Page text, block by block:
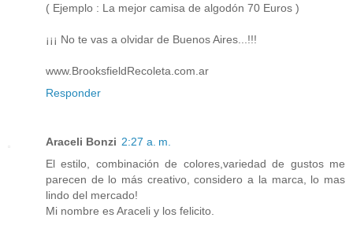
( Ejemplo : La mejor camisa de algodón 70 Euros )
¡¡¡ No te vas a olvidar de Buenos Aires...!!!
www.BrooksfieldRecoleta.com.ar
Responder
Araceli Bonzi 2:27 a. m.
El estilo, combinación de colores,variedad de gustos me
parecen de lo más creativo, considero a la marca, lo mas
lindo del mercado!
Mi nombre es Araceli y los felicito.